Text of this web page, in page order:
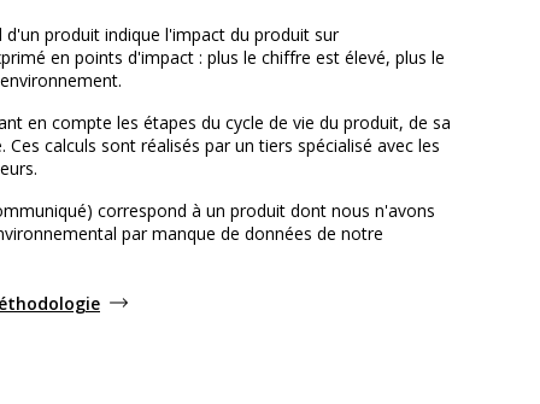
produit indique l'impact du produit sur
en points d'impact : plus le chiffre est élevé, plus le
en compte les étapes du cycle de vie du produit, de sa
calculs sont réalisés par un tiers spécialisé avec les
correspond à un produit dont nous n'avons
par manque de données de notre